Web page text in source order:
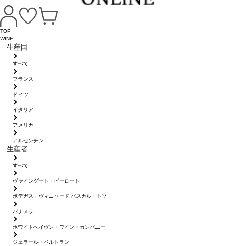
TOP
WINE
生産国
すべて
フランス
ドイツ
イタリア
アメリカ
アルゼンチン
生産者
すべて
ヴァイングート・ピーロート
ボデガス・ヴィニャード パスカル・トソ
パナメラ
ホワイトへイヴン・ワイン・カンパニー
ジェラール・ベルトラン